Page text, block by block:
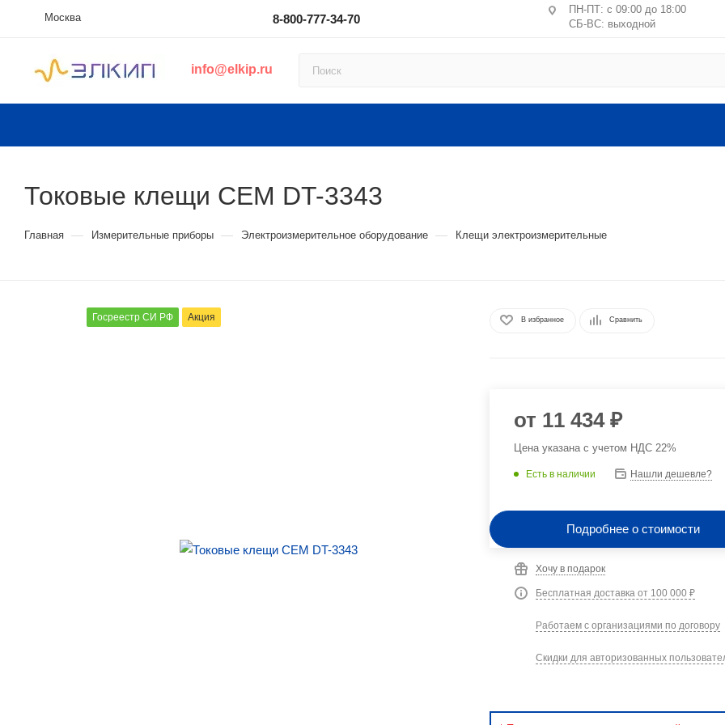
Москва 8-800-777-34-70
ПН-ПТ: с 09:00 до 18:00
СБ-ВС: выходной
ст. м. Китай-город, Лубянка
info@elkip.ru
Токовые клещи CEM DT-3343
Главная — Измерительные приборы — Электроизмерительное оборудование — Клещи электроизмерительные
Госреестр СИ РФ Акция В избранное Сравнить
от 11 434 ₽
Цена указана с учетом НДС 22%
Есть в наличии Нашли дешевле?
Подробнее о стоимости
Хочу в подарок
Бесплатная доставка от 100 000 ₽
Работаем с организациями по договору
Скидки для авторизованных